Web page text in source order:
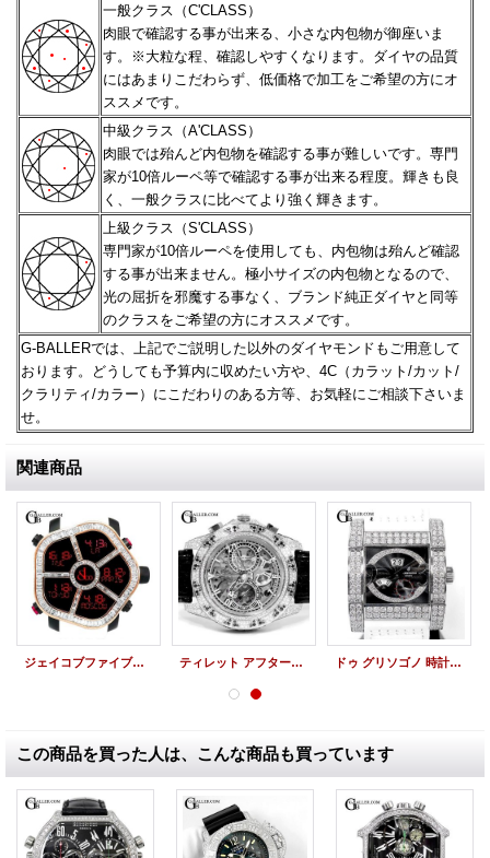
一般クラス（C'CLASS）
肉眼で確認する事が出来る、小さな内包物が御座いま
す。※大粒な程、確認しやすくなります。 ダイヤの品質
にはあまりこだわらず、低価格で加工をご希望の方にオ
ススメです。
中級クラス（A'CLASS）
肉眼では殆んど内包物を確認する事が難しいです。専門
家が10倍ルーペ等で確認する事が出来る程度。 輝きも良
く、一般クラスに比べてより強く輝きます。
上級クラス（S'CLASS）
専門家が10倍ルーペを使用しても、内包物は殆んど確認
する事が出来ません。極小サイズの内包物となるので、
光の屈折を邪魔する事なく、ブランド純正ダイヤと同等
のクラスをご希望の方にオススメです。
G-BALLERでは、上記でご説明した以外のダイヤモンドもご用意して
おります。どうしても予算内に収めたい方や、 4C（カラット/カット/
クラリティ/カラー）にこだわりのある方等、お気軽にご相談下さいま
せ。
関連商品
ジェイコブファイブタイムゾーン アフターダイヤ | ゴースト 18KPG バゲットダイヤベゼル JACOB&Co.時計 ティレット アフターダイヤ時計 オートマティッククロノグラフ100 スケルトン パヴェ TIRET時計 ドゥ グリソゴノ 時計アフターダイヤ パヴェ ノヴァンタ・トレ de GRISOGONO時計
この商品を買った人は、こんな商品も買っています